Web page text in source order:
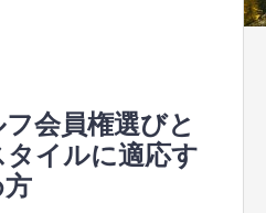
会員権選びと
イルに適応す